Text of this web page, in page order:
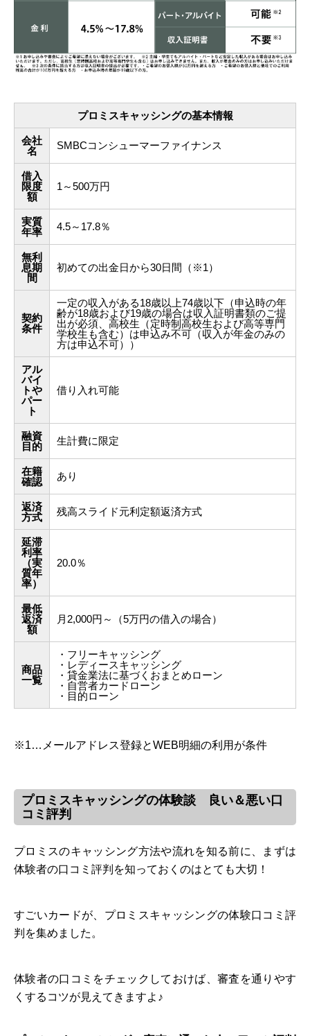
プロミスキャッシングの基本情報
会社
名
SMBCコンシューマーファイナンス
借入
限度
額
1～500万円
実質
年率
4.5～17.8％
無利
息期
間
初めての出金日から30日間（※1）
契約
条件
一定の収入がある18歳以上74歳以下（申込時の年
齢が18歳および19歳の場合は収入証明書類のご提
出が必須、高校生（定時制高校生および高等専門
学校生も含む）は申込み不可（収入が年金のみの
方は申込不可））
アル
バイ
トや
パー
ト
借り入れ可能
融資
目的
生計費に限定
在籍
確認
あり
返済
方式
残高スライド元利定額返済方式
延滞
利率
（実
質年
率）
20.0％
最低
返済
額
月2,000円～（5万円の借入の場合）
商品
一覧
・フリーキャッシング
・レディースキャッシング
・貸金業法に基づくおまとめローン
・自営者カードローン
・目的ローン
※1…メールアドレス登録とWEB明細の利用が条件
プロミスキャッシングの体験談 良い＆悪い口
コミ評判
プロミスのキャッシング方法や流れを知る前に、まずは
体験者の口コミ評判を知っておくのはとても大切！
すごいカードが、プロミスキャッシングの体験口コミ評
判を集めました。
体験者の口コミをチェックしておけば、審査を通りやす
くするコツが見えてきますよ♪